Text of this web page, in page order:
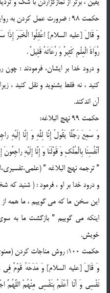
حكمت 98 : ضرورت عمل كردن به روايات (علمى ،اجتماعى ،تربيتى)
وَ قَالَ [عليه السلام] اعْقِلُوا الْخَبَرَ
رُوَاةَ الْعِلْمِ كَثِيرٌ وَ رُعَاتَهُ قَلِيلٌ .
و درود خدا بر ایشان، فرمودند : چون
كنيد ، نه فقط بشنويد و نقل كنيد ،
آن اندكند.
حكمت 99 نهج البلاغه:
وَ سَمِعَ رَجُلًا يَقُولُ إِنَّا لِلَّهِ وَ إِنَّا إِلَيْهِ
أَنْفُسِنَا بِالْمُلْكِ وَ قَوْلَنَا وَ إِنَّا إِلَيْهِ
” ترجمه نهج البلاغه ”
و درود خدا بر او ، فرمود : ( شنيد كه
اين سخن ما كه مى گوييم ، ما همه از
اينكه مى گوييم ” بازگشت ما به
خويش.
حكمت 100: روش مناجات كردن (معنوى)
وَ قَالَ [عليه السلام] وَ مَدَحَهُ قَوْمٌ
نَفْسِى وَ أَنَا أَعْلَمُ بِنَفْسِى مِنْهُمْ اللَّهُمَّ